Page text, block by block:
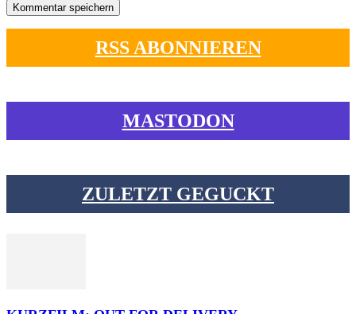
RSS ABONNIEREN
MASTODON
ZULETZT GEGUCKT